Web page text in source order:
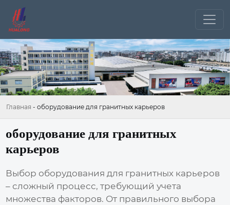
Главная - оборудование для гранитных карьеров
оборудование для гранитных
карьеров
Выбор оборудования для гранитных карьеров
– сложный процесс, требующий учета
множества факторов. От правильного выбора